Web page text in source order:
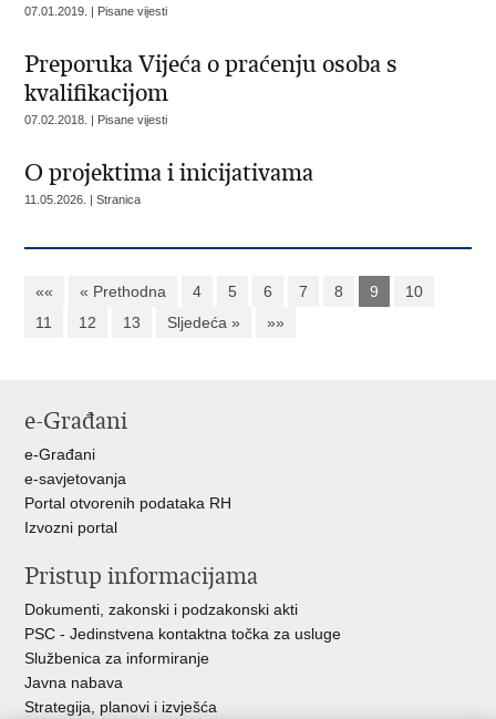
07.01.2019. | Pisane vijesti
Preporuka Vijeća o praćenju osoba s
kvalifikacijom
07.02.2018. | Pisane vijesti
O projektima i inicijativama
11.05.2026. | Stranica
«« « Prethodna 4 5 6 7 8 9
10
11
12 13 Sljedeća » »»
e-Građani
e-Građani
e-savjetovanja
Portal otvorenih podataka RH
Izvozni portal
Pristup informacijama
Dokumenti, zakonski i podzakonski akti
PSC - Jedinstvena kontaktna točka za usluge
Službenica za informiranje
Javna nabava
Strategija, planovi i izvješća